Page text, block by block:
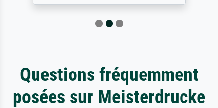
Questions fréquemment
posées sur Meisterdrucke